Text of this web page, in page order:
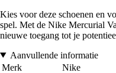
Kies voor deze schoenen en
spel. Met de Nike Mercurial
nieuwe toegang tot je
Aanvullende informatie
Merk
Nike